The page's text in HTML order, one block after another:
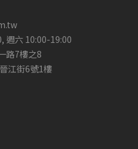
週六 10:00-19:00
路7樓之8
江街6號1樓